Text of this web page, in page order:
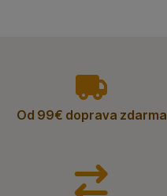
vyhody
Od 99€ doprava zdarma